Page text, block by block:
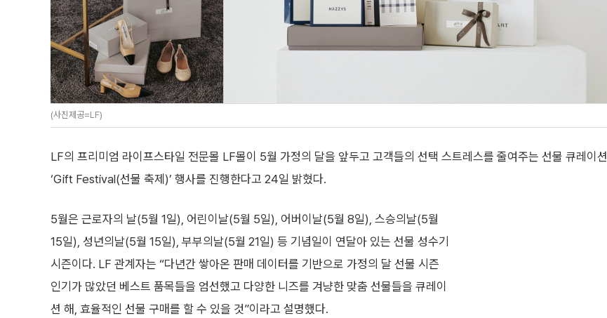
(사진제공=LF)
LF의 프리미엄 라이프스타일 전문몰 LF몰이 5월 가정의 달을 앞두고 고객들의 선택 스트레스를 줄여주는 선물 큐레이션
‘Gift Festival(선물 축제)’ 행사를 진행한다고 24일 밝혔다.
5월은 근로자의 날(5월 1일), 어린이날(5월 5일), 어버이날(5월 8일), 스승의날(5월
15일), 성년의날(5월 15일), 부부의날(5월 21일) 등 기념일이 연달아 있는 선물 성수기
시즌이다. LF 관계자는 “다년간 쌓아온 판매 데이터를 기반으로 가정의 달 선물 시즌
인기가 많았던 베스트 품목들을 엄선했고 다양한 니즈를 겨냥한 맞춤 선물들을 큐레이
션 해, 효율적인 선물 구매를 할 수 있을 것”이라고 설명했다.